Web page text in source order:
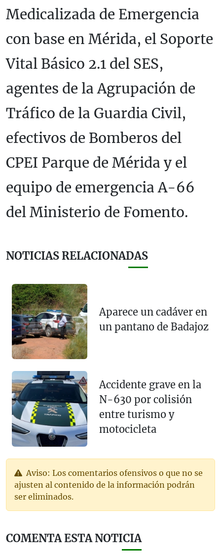
Medicalizada de Emergencia
con base en Mérida, el Soporte
Vital Básico 2.1 del SES,
agentes de la Agrupación de
Tráfico de la Guardia Civil,
efectivos de Bomberos del
CPEI Parque de Mérida y el
equipo de emergencia A-66
del Ministerio de Fomento.
NOTICIAS RELACIONADAS
Aparece un cadáver en
un pantano de Badajoz
Accidente grave en la
N-630 por colisión
entre turismo y
motocicleta
Aviso: Los comentarios ofensivos o que no se
ajusten al contenido de la información podrán
ser eliminados.
COMENTA ESTA NOTICIA